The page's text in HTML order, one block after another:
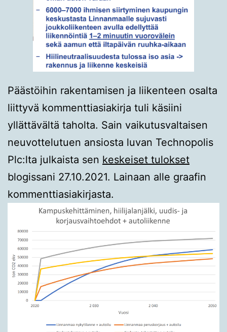
Päästöihin rakentamisen ja liikenteen osalta
liittyvä kommenttiasiakirja tuli käsiini
yllättävältä taholta. Sain vaikutusvaltaisen
neuvottelutuen ansiosta luvan Technopolis
Plc:lta julkaista sen keskeiset tulokset
blogissani 27.10.2021. Lainaan alle graafin
kommenttiasiakirjasta.